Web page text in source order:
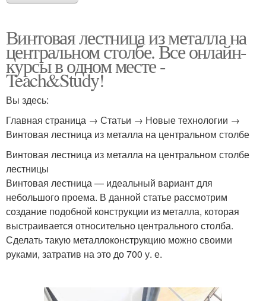
Винтовая лестница из металла на
центральном столбе. Все онлайн-
курсы в одном месте -
Teach&Study!
Вы здесь:
Главная страница → Статьи → Новые технологии →
Винтовая лестница из металла на центральном столбе
Винтовая лестница из металла на центральном столбе
лестницы
Винтовая лестница — идеальный вариант для
небольшого проема. В данной статье рассмотрим
создание подобной конструкции из металла, которая
выстраивается относительно центрального столба.
Сделать такую металлоконструкцию можно своими
руками, затратив на это до 700 у. е.